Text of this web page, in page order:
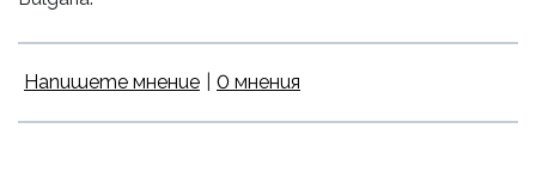
Напишете мнение 0 мнения